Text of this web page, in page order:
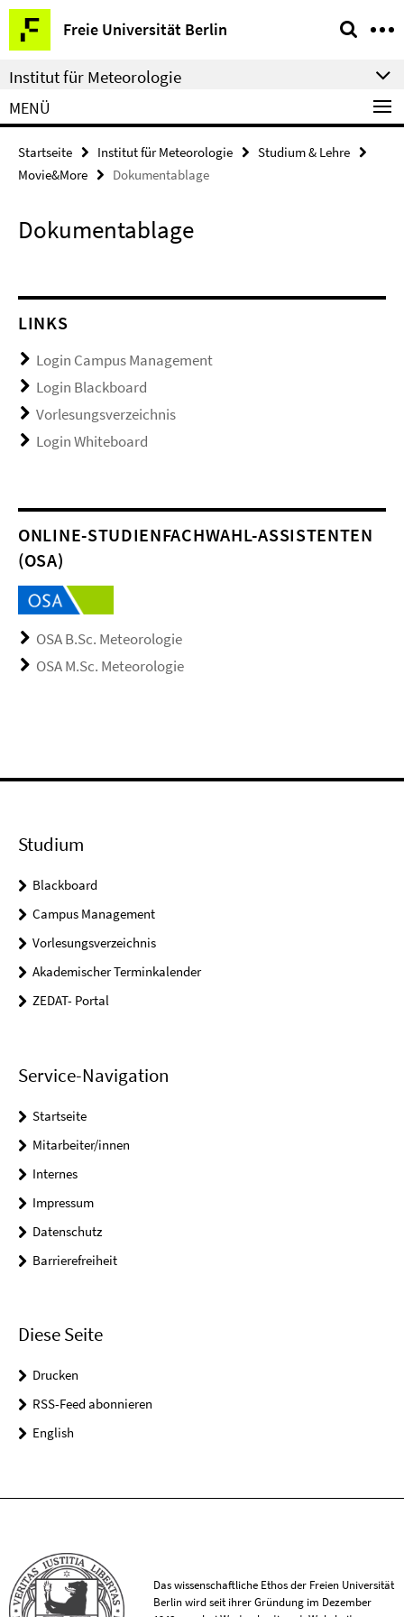
Springe
direkt
zu
Inhalt
Freie Universität Berlin
Service-
Navigation
Institut für Meteorologie
MENÜ
Startseite Institut für Meteorologie
Studium & Lehre
Movie&More
Dokumentablage
Dokumentablage
LINKS
Login Campus Management
Login Blackboard
Vorlesungsverzeichnis
Login Whiteboard
ONLINE-STUDIENFACHWAHL-ASSISTENTEN
(OSA)
OSA B.Sc. Meteorologie
OSA M.Sc. Meteorologie
Studium
Blackboard
Campus Management
Vorlesungsverzeichnis
Akademischer Terminkalender
ZEDAT- Portal
Service-Navigation
Startseite
Mitarbeiter/innen
Internes
Impressum
Datenschutz
Barrierefreiheit
Diese Seite
Drucken
RSS-Feed abonnieren
English
Das wissenschaftliche Ethos der Freien Universität
Berlin wird seit ihrer Gründung im Dezember